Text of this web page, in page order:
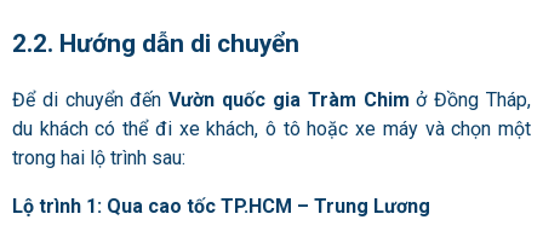
2.2. Hướng dẫn di chuyển
Để di chuyển đếnVườn quốc gia Tràm Chim ở Đồng Tháp,
du khách có thể đi xe khách, ô tô hoặc xe máy và chọn một
trong hai lộ trình sau:
Lộ trình 1: Qua cao tốc TP.HCM – Trung Lương